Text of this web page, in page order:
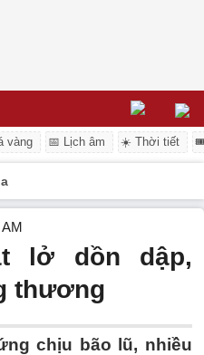
vàng 📅 Lịch âm ☀️ Thời tiết
lở dồn dập,
thương
chịu bão lũ, nhiều